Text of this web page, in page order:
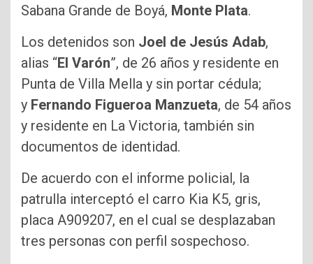
Sabana Grande de Boyá, Monte Plata.
Los detenidos son Joel de Jesús Adab,
alias “El Varón”, de 26 años y residente en
Punta de Villa Mella y sin portar cédula;
y Fernando Figueroa Manzueta, de 54 años
y residente en La Victoria, también sin
documentos de identidad.
De acuerdo con el informe policial, la
patrulla interceptó el carro Kia K5, gris,
placa A909207, en el cual se desplazaban
tres personas con perfil sospechoso.